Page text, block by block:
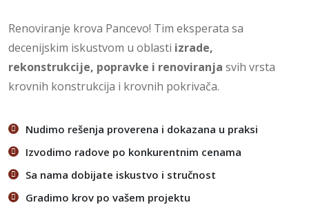
Renoviranje krova Pancevo! Tim eksperata sa
decenijskim iskustvom u oblasti izrade,
rekonstrukcije, popravke i renoviranja svih vrsta
krovnih konstrukcija i krovnih pokrivača.
Nudimo rešenja proverena i dokazana u praksi
Izvodimo radove po konkurentnim cenama
Sa nama dobijate iskustvo i stručnost
Gradimo krov po vašem projektu